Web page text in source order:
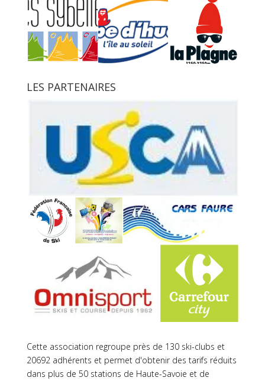
LES PARTENAIRES
Cette association regroupe près de 130 ski-clubs et
20692 adhérents et permet d'obtenir des tarifs réduits
dans plus de 50 stations de Haute-Savoie et de